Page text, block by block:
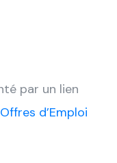
par un lien
Offres d’Emploi